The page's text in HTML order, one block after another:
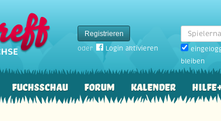
Registrieren
oder
Login aktivieren
Spielername
bleiben
Fuchsschau Forum Kalender